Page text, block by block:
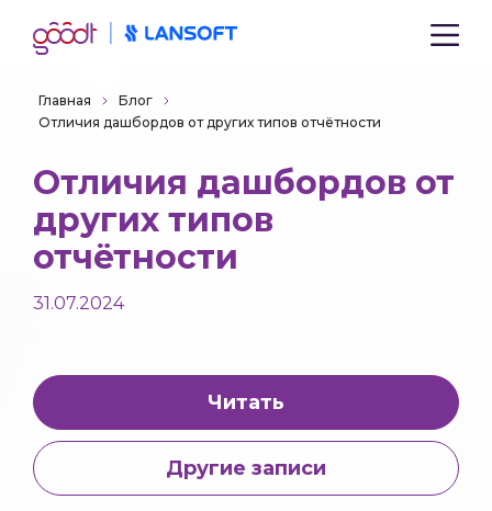
Главная
Блог
Отличия дашбордов от других типов отчётности
Отличия дашбордов от
других типов
отчётности
31.07.2024
Читать
Другие записи